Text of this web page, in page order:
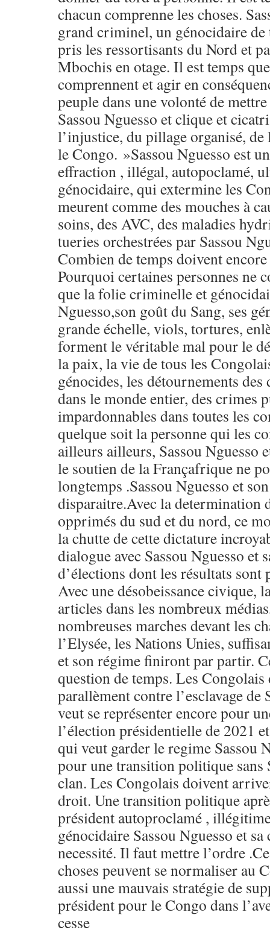
chacun comprenne les choses.
grand criminel, un génocidaire de
pris les ressortisants du Nord et
Mbochis en otage. Il est temps
comprennent et agir en
peuple dans une volonté de
Sassou Nguesso et clique et
l’injustice, du pillage organisé,
le Congo. »Sassou Nguesso est
effraction , illégal, autopoclamé,
génocidaire, qui extermine les
meurent comme des mouches à
soins, des AVC, des maladies
tueries orchestrées par Sassou
Combien de temps doivent
Pourquoi certaines personnes ne
que la folie criminelle et
Nguesso,son goût du Sang, ses
grande échelle, viols, tortures,
forment le véritable mal pour le
la paix, la vie de tous les
génocides, les détournements
dans le monde entier, des crimes
impardonnables dans toutes les
quelque soit la personne qui les
ailleurs ailleurs, Sassou Nguesso
le soutien de la Françafrique ne
longtemps .Sassou Nguesso et
disparaitre.Avec la determination
opprimés du sud et du nord, ce
la chutte de cette dictature
dialogue avec Sassou Nguesso et
d’élections dont les résultats sont
Avec une désobeissance civique,
articles dans les nombreux
nombreuses marches devant les
l’Elysée, les Nations Unies,
et son régime finiront par partir.
question de temps. Les
parallèment contre l’esclavage de
veut se représenter encore pour
l’élection présidentielle de 2021
qui veut garder le regime Sassou
pour une transition politique sans
clan. Les Congolais doivent
droit. Une transition politique
président autoproclamé ,
génocidaire Sassou Nguesso et
necessité. Il faut mettre l’ordre
choses peuvent se normaliser au
aussi une mauvais stratégie de
président pour le Congo dans
cesse